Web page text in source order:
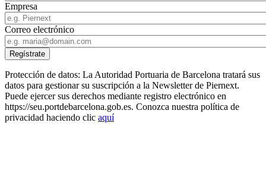
Empresa
Correo electrónico
Protección de datos: La Autoridad Portuaria de Barcelona tratará sus
datos para gestionar su suscripción a la Newsletter de Piernext.
Puede ejercer sus derechos mediante registro electrónico en
https://seu.portdebarcelona.gob.es. Conozca nuestra política de
privacidad haciendo clic aquí